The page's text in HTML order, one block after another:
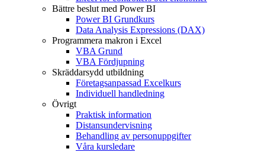
Bättre beslut med Power BI
Power BI Grundkurs
Data Analysis Expressions (DAX)
Programmera makron i Excel
VBA Grund
VBA Fördjupning
Skräddarsydd utbildning
Företagsanpassad Excelkurs
Individuell handledning
Övrigt
Praktisk information
Distansundervisning
Behandling av personuppgifter
Våra kursledare